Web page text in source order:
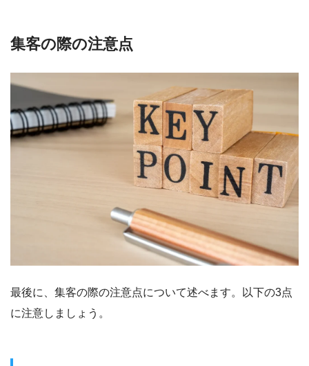
集客の際の注意点
最後に、集客の際の注意点について述べます。以下の3点
に注意しましょう。